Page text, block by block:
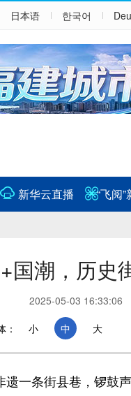
日本语 한국어
新华云直播 “飞阅
国潮，历史
2025-05-03 16:33:06
：
小 中 大
条街县巷，锣鼓声